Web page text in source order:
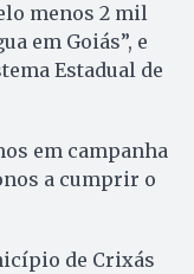
menos 2 mil
em Goiás”, e
Estadual de
em campanha
a cumprir o
de Crixás